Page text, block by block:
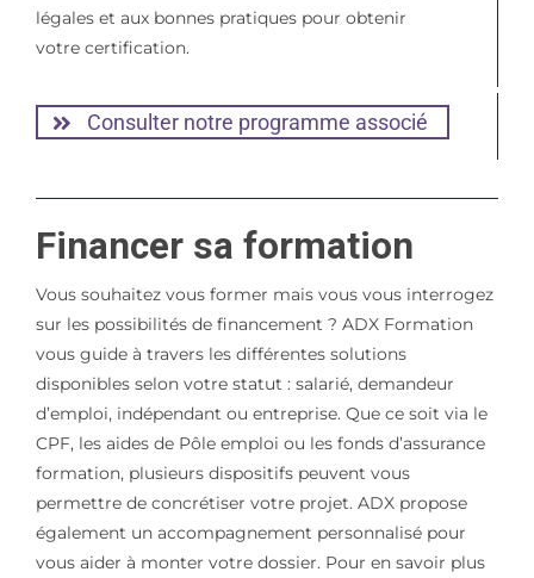
légales et aux bonnes pratiques pour obtenir
votre certification.
Consulter notre programme associé
Financer sa formation
Vous souhaitez vous former mais vous vous interrogez
sur les possibilités de financement ? ADX Formation
vous guide à travers les différentes solutions
disponibles selon votre statut : salarié, demandeur
d’emploi, indépendant ou entreprise. Que ce soit via le
CPF, les aides de Pôle emploi ou les fonds d’assurance
formation, plusieurs dispositifs peuvent vous
permettre de concrétiser votre projet. ADX propose
également un accompagnement personnalisé pour
vous aider à monter votre dossier. Pour en savoir plus